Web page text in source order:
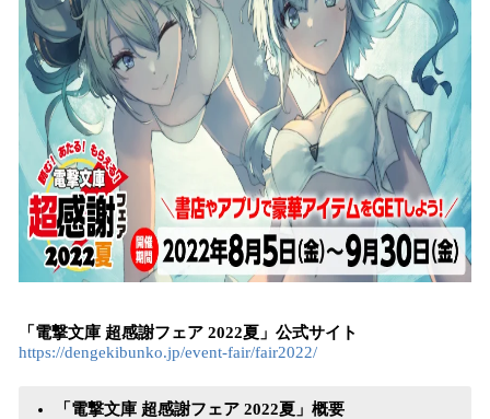
「電撃文庫 超感謝フェア 2022夏」公式サイト
https://dengekibunko.jp/event-fair/fair2022/
「電撃文庫 超感謝フェア 2022夏」概要